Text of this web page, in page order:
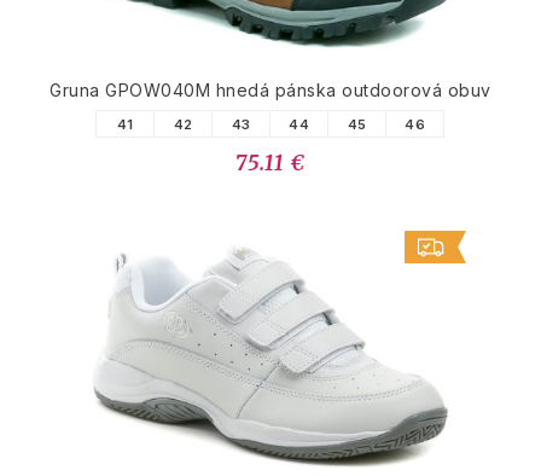
Gruna GPOW040M hnedá pánska outdoorová obuv
41 42 43 44 45 46
75.11 €